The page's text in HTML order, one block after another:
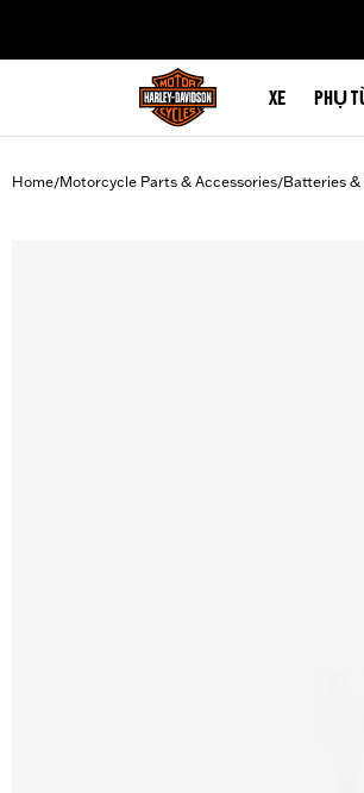
XE PHỤ
Home/Motorcycle Parts & Accessories/Batteries